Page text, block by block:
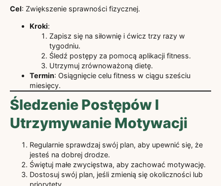
Cel: Zwiększenie sprawności fizycznej.
Kroki:
Zapisz się na siłownię i ćwicz trzy razy w
tygodniu.
Śledź postępy za pomocą aplikacji fitness.
Utrzymuj zrównoważoną dietę.
Termin: Osiągnięcie celu fitness w ciągu sześciu
miesięcy.
Śledzenie Postępów I
Utrzymywanie Motywacji
Regularnie sprawdzaj swój plan, aby upewnić się, że
jesteś na dobrej drodze.
Świętuj małe zwycięstwa, aby zachować motywację.
Dostosuj swój plan, jeśli zmienią się okoliczności lub
priorytety.